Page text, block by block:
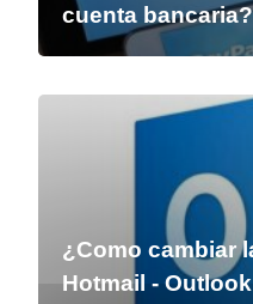
cuenta bancaria?
¿Como cambiar
Hotmail -